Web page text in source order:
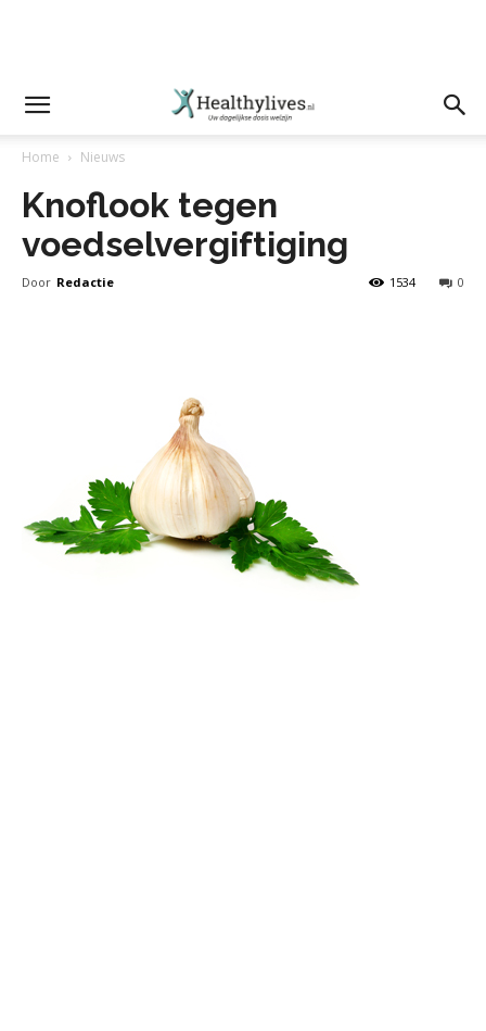
Home Nieuws
Knoflook tegen
voedselvergiftiging
Door Redactie 0
1534